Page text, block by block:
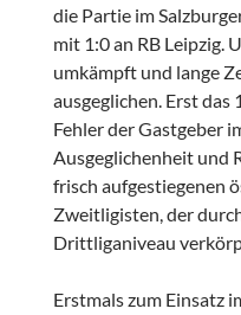
die Partie im
mit 1:0 an RB Leipzig.
umkämpft und lange
ausgeglichen. Erst das
Fehler der Gastgeber
Ausgeglichenheit und
frisch aufgestiegenen
Zweitligisten, der
Drittliganiveau
Erstmals zum Einsatz